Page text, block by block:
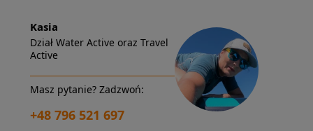
Kasia
Dział Water Active oraz Travel
Active
Masz pytanie? Zadzwoń:
+48 796 521 697